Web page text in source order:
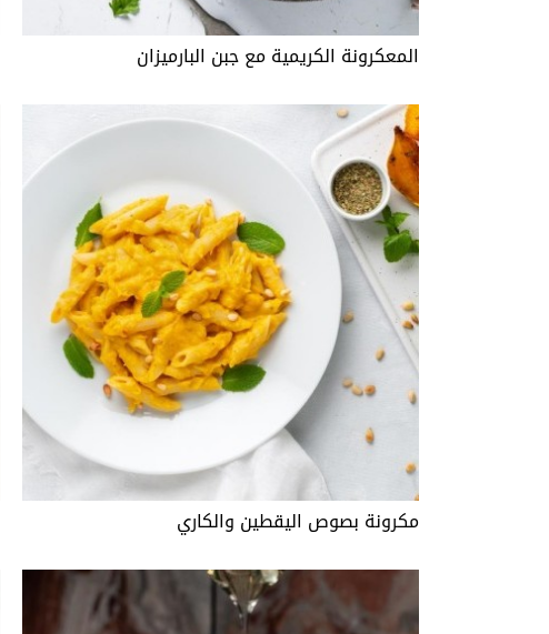
المعكرونة الكريمية مع جبن البارميزان
مكرونة بصوص اليقطين والكاري